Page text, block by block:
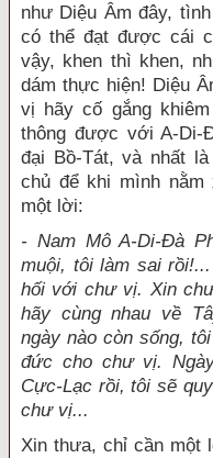
như Diệu Âm đây,
có thể đạt được cái
vậy, khen thì khen,
dám thực hiện! Diệu
vị hãy cố gắng
thông được với A-Di-
đại Bồ-Tát, và nhất
chủ để khi mình nằm
một lời:
- Nam Mô A-Di-Đà
muội, tôi làm sai
hối với chư vị. Xin
hãy cùng nhau về
ngày nào còn sống,
đức cho chư vị.
Cực-Lạc rồi, tôi sẽ
chư vị...
Xin thưa, chỉ cần một